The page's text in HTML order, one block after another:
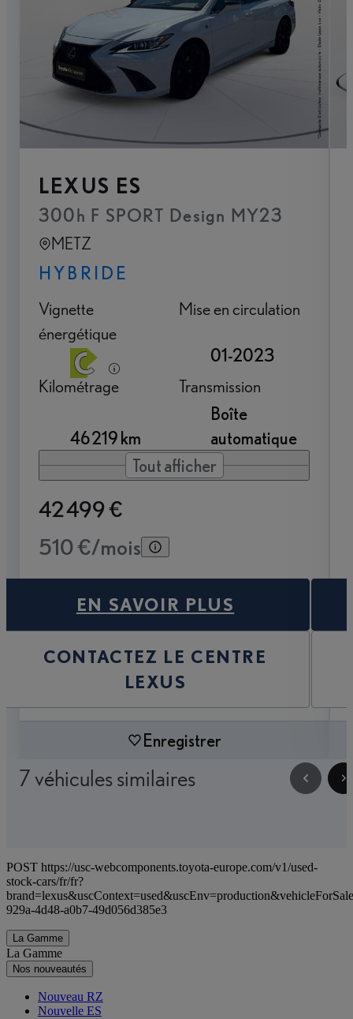
LEXUS ES
300h F SPORT Design MY23
METZ
HYBRIDE
Vignette
énergétique
Mise en circulation
01-2023
Kilométrage
46 219 km
Transmission
Boîte
automatique
Tout afficher
42 499 €
510 €/mois
EN SAVOIR PLUS
CONTACTEZ LE CENTRE
LEXUS
Enregistrer
7 véhicules similaires
POST https://usc-webcomponents.toyota-europe.com/v1/used-
stock-cars/fr/fr?
929a-4d48-a0b7-49d056d385e3
La Gamme
La Gamme
Nos nouveautés
Nouveau RZ
Nouvelle ES